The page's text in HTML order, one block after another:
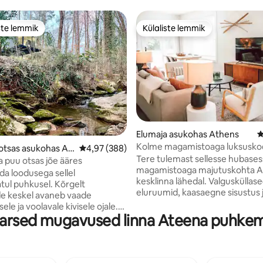
432 hinnangut
lemmik
lemmik
asukohas At
Keskmine hinnang 4,97/5, 388 hinnangut
4,97 (388)
puu otsas jõe ääres
loodusega sellel
puhkusel. Kõrgelt
keskel avaneb vaade
ja voolavale kivisele ojale.
oaas pakub vaikset
puhkust ja asub 3 minuti
Külaliste lemmik
Külaliste lemmik
Elumaja asukohas Athens
Kolme magamistoaga
Luxury Propertiesilt
Tere tulemast sellesse
magamistoaga majutuskohta
kesklinna lähedal.
eluruumid, kaasaegne sisustus
mugavaks majutuskohaks. - 5-minutilise
autosõidu kaugusel Sanfordi
mugavused linna Ateena